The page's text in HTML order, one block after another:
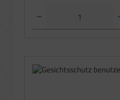
Produkt Anzahl: Gib den